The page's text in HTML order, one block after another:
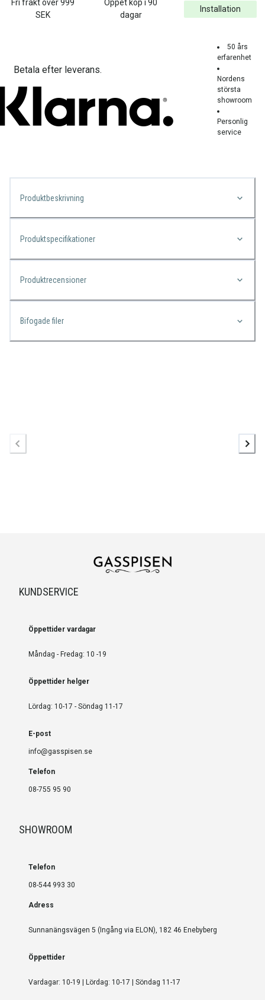
Fri frakt över999
SEK
Öppet köp i 90
dagar
Installation
Betala efter leverans.
50 års
erfarenhet
Nordens
största
showroom
Personlig
service
Produktbeskrivning
Produktspecifikationer
Produktrecensioner
Bifogade filer
KUNDSERVICE
Öppettider vardagar
Måndag - Fredag: 10 -19
Öppettider helger
Lördag: 10-17 - Söndag 11-17
E-post
info@gasspisen.se
Telefon
08-755 95 90
SHOWROOM
Telefon
08-544 993 30
Adress
Sunnanängsvägen 5 (Ingång via ELON), 182 46 Enebyberg
Öppettider
Vardagar: 10-19 | Lördag: 10-17 | Söndag 11-17